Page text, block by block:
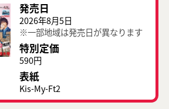
発売日
2026年8月5日
※一部地域は発売日が異なります
特別定価
590円
表紙
Kis-My-Ft2